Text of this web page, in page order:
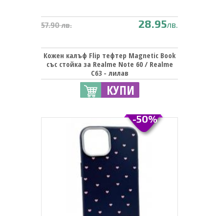
57.90 лв. 28.95лв.
Кожен калъф Flip тефтер Magnetic Book
със стойка за Realme Note 60 / Realme
C63 - лилав
КУПИ
-50%